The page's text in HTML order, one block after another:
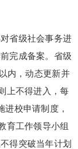
省级社会事务进
完成备案。省级
内，动态更新并
上不得进入，每
进校申请制度，
育工作领导小组
得突破当年计划